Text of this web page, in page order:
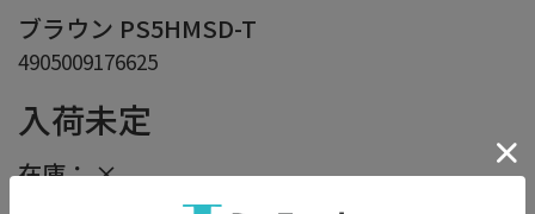
ブラウン PS5HMSD-T
4905009176625
入荷未定
在庫：×